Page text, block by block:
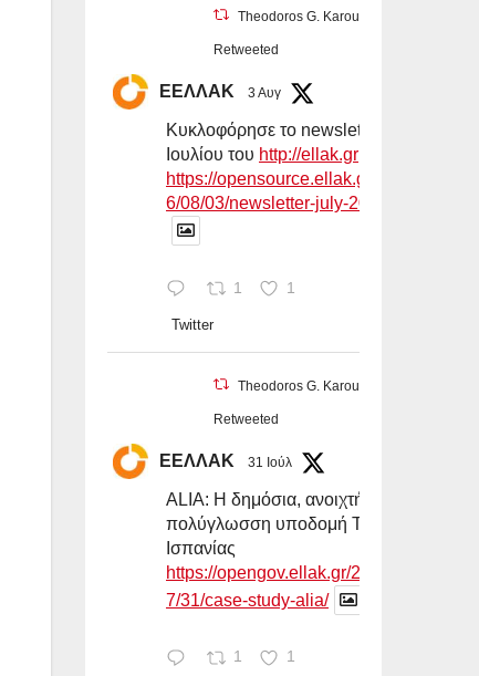
Theodoros G. Karounos
Retweeted
ΕΕΛΛΑΚ 3 Αυγ
Κυκλοφόρησε το newsletter
Ιουλίου του http://ellak.gr
https://opensource.ellak.gr/202
6/08/03/newsletter-july-2026-...
1 1
Twitter
Theodoros G. Karounos
Retweeted
ΕΕΛΛΑΚ 31 Ιούλ
ALIA: Η δημόσια, ανοιχτή και
πολύγλωσση υποδομή ΤΝ της
Ισπανίας
https://opengov.ellak.gr/2026/0
7/31/case-study-alia/
1 1